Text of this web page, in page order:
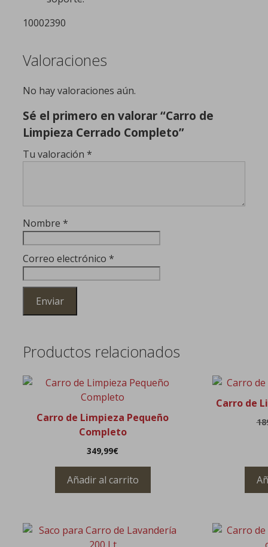
10002390
Valoraciones
No hay valoraciones aún.
Sé el primero en valorar “Carro de
Limpieza Cerrado Completo”
Tu valoración *
Nombre *
Correo electrónico *
Productos relacionados
Carro de Limpieza Pequeño
Completo
349,99€
Añadir al carrito
Carro de